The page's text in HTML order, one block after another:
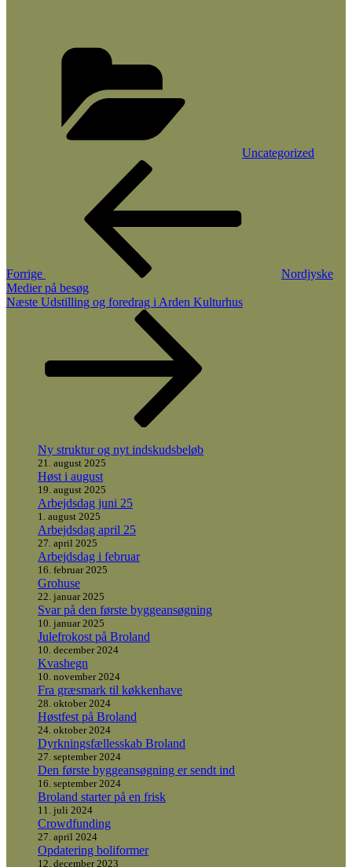
Uncategorized
Indlægsnavigation
Forrige
Nordjyske
Medier på besøg
Næste
Næste Udstilling og foredrag i Arden Kulturhus
Ny struktur og nyt indskudsbeløb
21. august 2025
Høst i august
19. august 2025
Arbejdsdag juni 25
1. august 2025
Arbejdsdag april 25
27. april 2025
Arbejdsdag i februar
16. februar 2025
Grohuse
22. januar 2025
Svar på den første byggeansøgning
10. januar 2025
Julefrokost på Broland
10. december 2024
Kvashegn
10. november 2024
Fra græsmark til køkkenhave
28. oktober 2024
Høstfest på Broland
24. oktober 2024
Dyrkningsfællesskab Broland
27. september 2024
Den første byggeansøgning er sendt ind
16. september 2024
Broland starter på en frisk
11. juli 2024
Crowdfunding
27. april 2024
Opdatering boliformer
12. december 2023